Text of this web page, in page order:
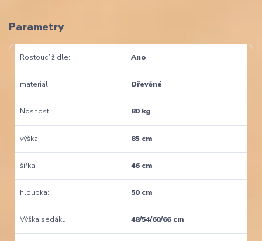
Parametry
Rostoucí židle Ano
materiál Dřevěné
Nosnost 80 kg
výška 85 cm
šířka 46 cm
hloubka 50 cm
Výška sedáku 48/54/60/66 cm